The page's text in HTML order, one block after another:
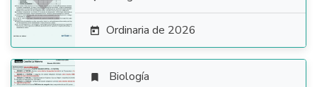
 Ordinaria de 2026
 Biología